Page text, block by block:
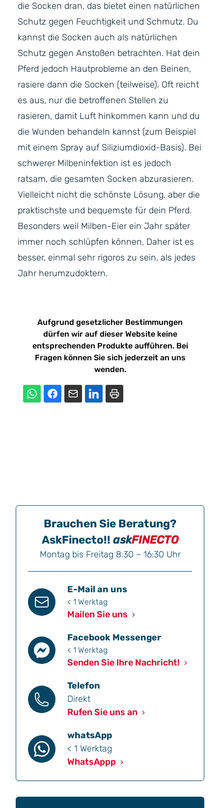
die Socken dran, das bietet einen natürlichen
Schutz gegen Feuchtigkeit und Schmutz. Du
kannst die Socken auch als natürlichen
Schutz gegen Anstoßen betrachten. Hat dein
Pferd jedoch Hautprobleme an den Beinen,
rasiere dann die Socken (teilweise). Oft reicht
es aus, nur die betroffenen Stellen zu
rasieren, damit Luft hinkommen kann und du
die Wunden behandeln kannst (zum Beispiel
mit einem Spray auf Siliziumdioxid-Basis). Bei
schwerer Milbeninfektion ist es jedoch
ratsam, die gesamten Socken abzurasieren.
Vielleicht nicht die schönste Lösung, aber die
praktischste und bequemste für dein Pferd.
Besonders weil Milben-Eier ein Jahr später
immer noch schlüpfen können. Daher ist es
besser, einmal sehr rigoros zu sein, als jedes
Jahr herumzudoktern.
Aufgrund gesetzlicher Bestimmungen
dürfen wir auf dieser Website keine
entsprechenden Produkte aufführen. Bei
Fragen können Sie sich jederzeit an uns
wenden.
Brauchen Sie Beratung?
AskFinecto!! askFINECTO
Montag bis Freitag 8:30 – 16:30 Uhr
E-Mail an uns
< 1 Werktag
Mailen Sie uns
Facebook Messenger
< 1 Werktag
Senden Sie Ihre Nachricht!
Telefon
Direkt
Rufen Sie uns an
whatsApp
< 1 Werktag
WhatsAppp